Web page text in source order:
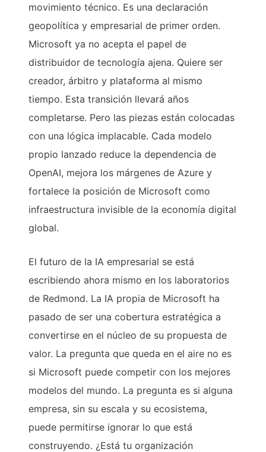
movimiento técnico. Es una declaración
geopolítica y empresarial de primer orden.
Microsoft ya no acepta el papel de
distribuidor de tecnología ajena. Quiere ser
creador, árbitro y plataforma al mismo
tiempo. Esta transición llevará años
completarse. Pero las piezas están colocadas
con una lógica implacable. Cada modelo
propio lanzado reduce la dependencia de
OpenAI, mejora los márgenes de Azure y
fortalece la posición de Microsoft como
infraestructura invisible de la economía digital
global.
El futuro de la IA empresarial se está
escribiendo ahora mismo en los laboratorios
de Redmond. La IA propia de Microsoft ha
pasado de ser una cobertura estratégica a
convertirse en el núcleo de su propuesta de
valor. La pregunta que queda en el aire no es
si Microsoft puede competir con los mejores
modelos del mundo. La pregunta es si alguna
empresa, sin su escala y su ecosistema,
puede permitirse ignorar lo que está
construyendo. ¿Está tu organización